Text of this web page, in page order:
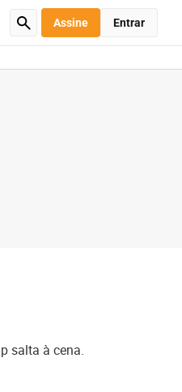
Assine Entrar
salta à cena.